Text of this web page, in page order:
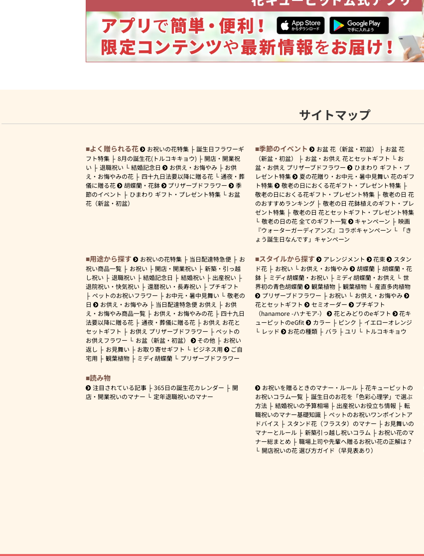
サイトマップ
よく贈られる花 お祝いの花特集
誕生日フラワーギ
フト特集
8月の誕生花(トルコキキョウ)
開店・開業祝
い
退職祝い 結婚記念日 お供え・お悔やみ
お供
え・お悔やみの花
四十九日法要以降に贈る花
通夜・葬
儀に贈る花
胡蝶蘭・花鉢 プリザーブドフラワー
季
節のイベント
ひまわり ギフト・プレゼント特集
お盆
花（新盆・初盆）
季節のイベント お盆 花（新盆・初盆）
お盆 花
（新盆・初盆）
お盆・お供え 花とセットギフト
お
盆・お供え プリザーブドフラワー
ひまわり ギフト・プ
レゼント特集
夏の花贈り・お中元・暑中見舞い 花のギフ
ト特集
敬老の日におくる花ギフト・プレゼント特集
敬老の日におくる花ギフト・プレゼント特集
敬老の日 花
のおすすめランキング
敬老の日 花鉢植えのギフト・プレ
ゼント特集
敬老の日 花とセットギフト・プレゼント特集
敬老の日の花 全てのギフト一覧
キャンペーン
映画
『ウォーターガーディアンズ』コラボキャンペーン
「き
ょう誕生日なんです」キャンペーン
用途から探す お祝いの花特集 当日配達特急便
お
祝い商品一覧
お祝い 開店・開業祝い
新築・引っ越
し祝い
退職祝い 結婚記念日 結婚祝い
出産祝い
退院祝い・快気祝い
還暦祝い・長寿祝い
プチギフト
ペットのお祝いフラワー
お中元・暑中見舞い
敬老の
日
お供え・お悔やみ 当日配達特急便 お供え
お供
え・お悔やみ商品一覧
お供え・お悔やみの花
四十九日
法要以降に贈る花
通夜・葬儀に贈る花
お供え お花と
セットギフト
お供え プリザーブドフラワー
ペットの
お供えフラワー
お盆（新盆・初盆） その他
お祝い
返し
お見舞い お取り寄せギフト ビジネス用
ご自
宅用
観葉植物 ミディ胡蝶蘭 プリザーブドフラワー
スタイルから探す アレンジメント 花束
スタン
ド花
お祝い お供え・お悔やみ 胡蝶蘭
胡蝶蘭・花
鉢
ミディ胡蝶蘭・お祝い ミディ胡蝶蘭・お供え
世
界初の青色胡蝶蘭
観葉植物 観葉植物
産直多肉植物
プリザーブドフラワー
お祝い
お供え・お悔やみ
花とセットギフト
セミオーダー
プチギフト
（hanamore -ハナモア-）
花とみどりのeギフト
花キ
ューピットのeGfit
カラー ピンク
イエローオレンジ
レッド
お花の種類 バラ ユリ トルコキキョウ
読み物
注目されている記事 365日の誕生花カレンダー
開
店・開業祝いのマナー
定年退職祝いのマナー
お祝いを贈るときのマナー・ルール
花キューピットの
お祝いコラム一覧
誕生日のお花を「色彩心理学」で選ぶ
方法
結婚祝いの予算相場 出産祝いお役立ち情報
転
職祝いのマナー基礎知識
ペットのお祝いワンポイントア
ドバイス
スタンド花（フラスタ）のマナー
お見舞いの
マナーとルール
新築引っ越し祝いコラム
お祝い花のマ
ナー総まとめ
職場上司や先輩へ贈るお祝い花の正解は？
開店祝いの花 選び方ガイド（早見表あり）